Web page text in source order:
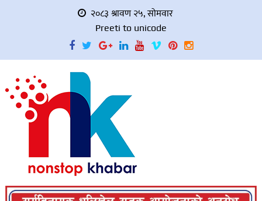
२०८३ श्रावण २५, सोमवार
Preeti to unicode